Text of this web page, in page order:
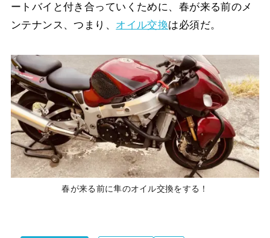
ートバイと付き合っていくために、春が来る前のメ
ンテナンス、つまり、 オイル交換は必須だ。
春が来る前に隼のオイル交換をする！